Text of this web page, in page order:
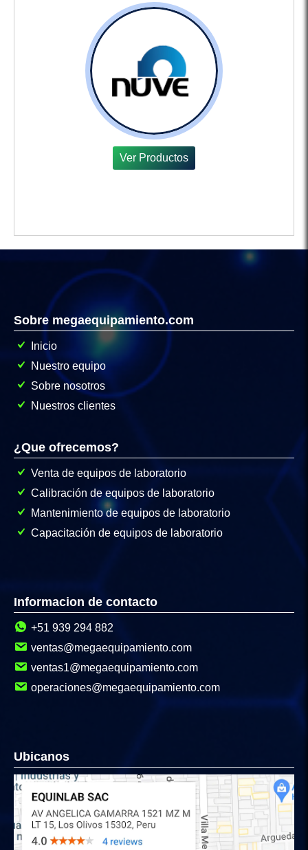
Ver Productos
Sobre megaequipamiento.com
Inicio
Nuestro equipo
Sobre nosotros
Nuestros clientes
¿Que ofrecemos?
Venta de equipos de laboratorio
Calibración de equipos de laboratorio
Mantenimiento de equipos de laboratorio
Capacitación de equipos de laboratorio
Informacion de contacto
+51 939 294 882
ventas@megaequipamiento.com
ventas1@megaequipamiento.com
operaciones@megaequipamiento.com
Ubicanos